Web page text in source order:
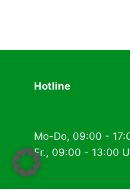
Hotline
Mo-Do, 09:00 -
Fr., 09:00 - 13:00